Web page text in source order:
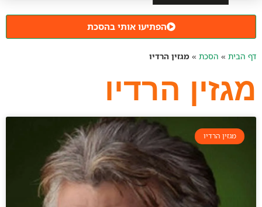
הפתיעו אותי בהסכת
דף הבית » הסכת » מגזין הרדיו
מגזין הרדיו
מגזין הרדיו